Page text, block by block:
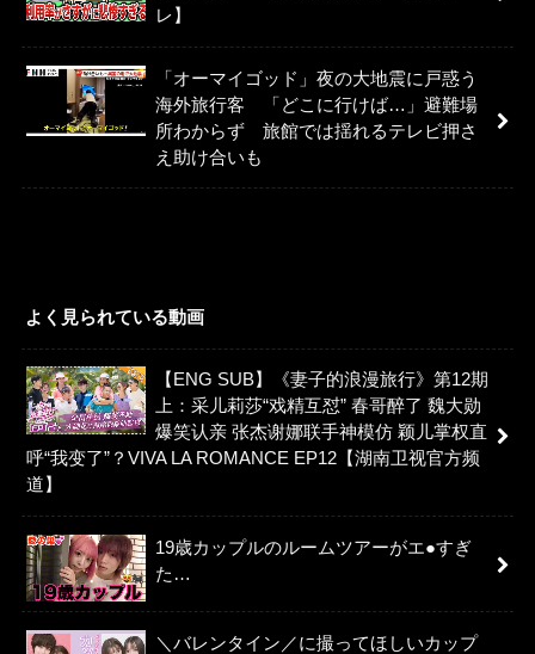
レ】
「オーマイゴッド」夜の大地震に戸惑う
海外旅行客 「どこに行けば…」避難場
所わからず 旅館では揺れるテレビ押さ
え助け合いも
よく見られている動画
【ENG SUB】《妻子的浪漫旅行》第12期
上：采儿莉莎“戏精互怼” 春哥醉了 魏大勋
爆笑认亲 张杰谢娜联手神模仿 颖儿掌权直
呼“我变了”？VIVA LA ROMANCE EP12【湖南卫视官方频
道】
19歳カップルのルームツアーがエ●すぎ
た…
＼バレンタイン／に撮ってほしいカップ